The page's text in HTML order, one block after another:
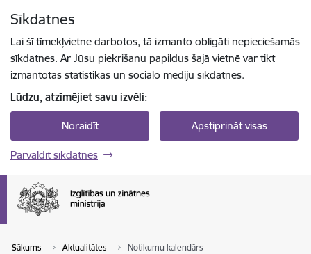
Sīkdatnes
Lai šī tīmekļvietne darbotos, tā izmanto obligāti nepieciešamās
sīkdatnes. Ar Jūsu piekrišanu papildus šajā vietnē var tikt
izmantotas statistikas un sociālo mediju sīkdatnes.
Lūdzu, atzīmējiet savu izvēli:
Noraidīt Apstiprināt visas
Pārvaldīt sīkdatnes
Sākums Aktualitātes Notikumu kalendārs